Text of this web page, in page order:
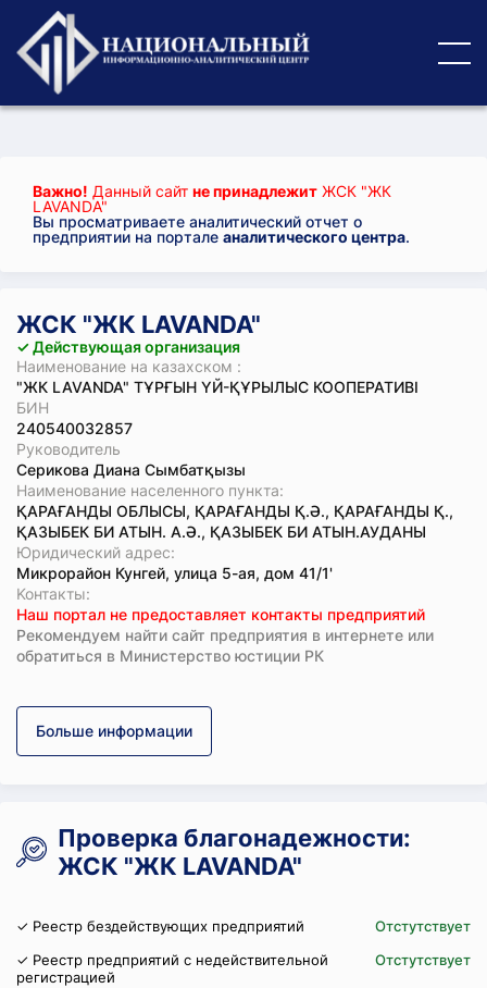
Важно! Данный сайт не принадлежит ЖСК "ЖК
LAVANDA"
Вы просматриваете аналитический отчет о
предприятии на портале аналитического центра.
ЖСК "ЖК LAVANDA"
✓ Действующая организация
Наименование на казахском :
"ЖК LAVANDA" ТҰРҒЫН ҮЙ-ҚҰРЫЛЫС КООПЕРАТИВІ
БИН
240540032857
Руководитель
Серикова Диана Сымбатқызы
Наименование населенного пункта:
ҚАРАҒАНДЫ ОБЛЫСЫ, ҚАРАҒАНДЫ Қ.Ә., ҚАРАҒАНДЫ Қ.,
ҚАЗЫБЕК БИ АТЫН. А.Ә., ҚАЗЫБЕК БИ АТЫН.АУДАНЫ
Юридический адрес:
Микрорайон Кунгей, улица 5-ая, дом 41/1'
Koнтaкты:
Наш портал не предоставляет контакты предприятий
Рекомендуем найти сайт предприятия в интернете или
обратиться в Министерство юстиции РК
Больше информации
Проверка благонадежности:
ЖСК "ЖК LAVANDA"
✓ Реестр бездействующих предприятий
Отстутствует
✓ Реестр предприятий с недействительной
регистрацией
Отстутствует